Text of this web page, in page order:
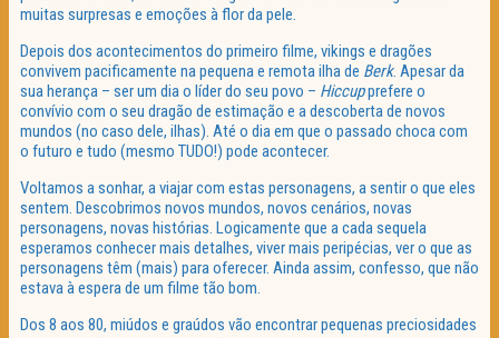
muitas surpresas e emoções à flor da pele.
Depois dos acontecimentos do primeiro filme, vikings e dragões
convivem pacificamente na pequena e remota ilha de Berk. Apesar da
sua herança – ser um dia o líder do seu povo – Hiccupprefere o
convívio com o seu dragão de estimação e a descoberta de novos
mundos (no caso dele, ilhas). Até o dia em que o passado choca com
o futuro e tudo (mesmo TUDO!) pode acontecer.
Voltamos a sonhar, a viajar com estas personagens, a sentir o que eles
sentem. Descobrimos novos mundos, novos cenários, novas
personagens, novas histórias. Logicamente que a cada sequela
esperamos conhecer mais detalhes, viver mais peripécias, ver o que as
personagens têm (mais) para oferecer. Ainda assim, confesso, que não
estava à espera de um filme tão bom.
Dos 8 aos 80, miúdos e graúdos vão encontrar pequenas preciosidades